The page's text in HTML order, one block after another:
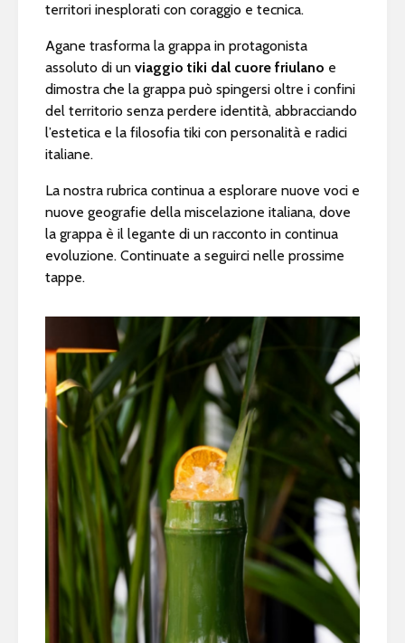
territori inesplorati con coraggio e tecnica.
Agane trasforma la grappa in protagonista
assoluto di un viaggio tiki dal cuore friulano e
dimostra che la grappa può spingersi oltre i confini
del territorio senza perdere identità, abbracciando
l’estetica e la filosofia tiki con personalità e radici
italiane.
La nostra rubrica continua a esplorare nuove voci e
nuove geografie della miscelazione italiana, dove
la grappa è il legante di un racconto in continua
evoluzione. Continuate a seguirci nelle prossime
tappe.